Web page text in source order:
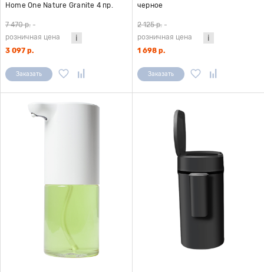
Home One Nature Granite 4 пр.
7 470 р. -
розничная цена
3 097 р.
Заказать
черное
2 125 р. -
розничная цена
1 698 р.
Заказать